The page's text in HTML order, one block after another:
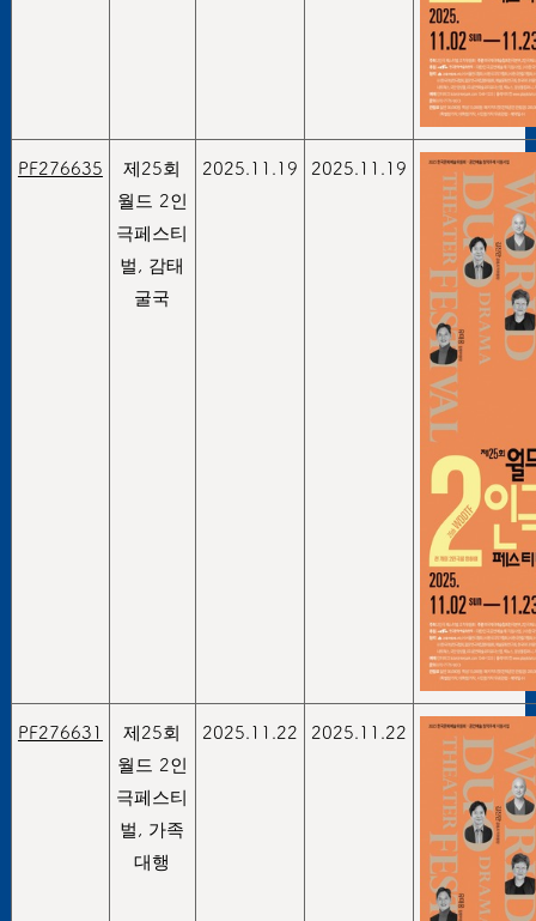
PF276635
제25회
월드 2인
극페스티
벌, 감태
굴국
2025.11.19 2025.11.19
PF276631
제25회
월드 2인
극페스티
벌, 가족
대행
2025.11.22 2025.11.22